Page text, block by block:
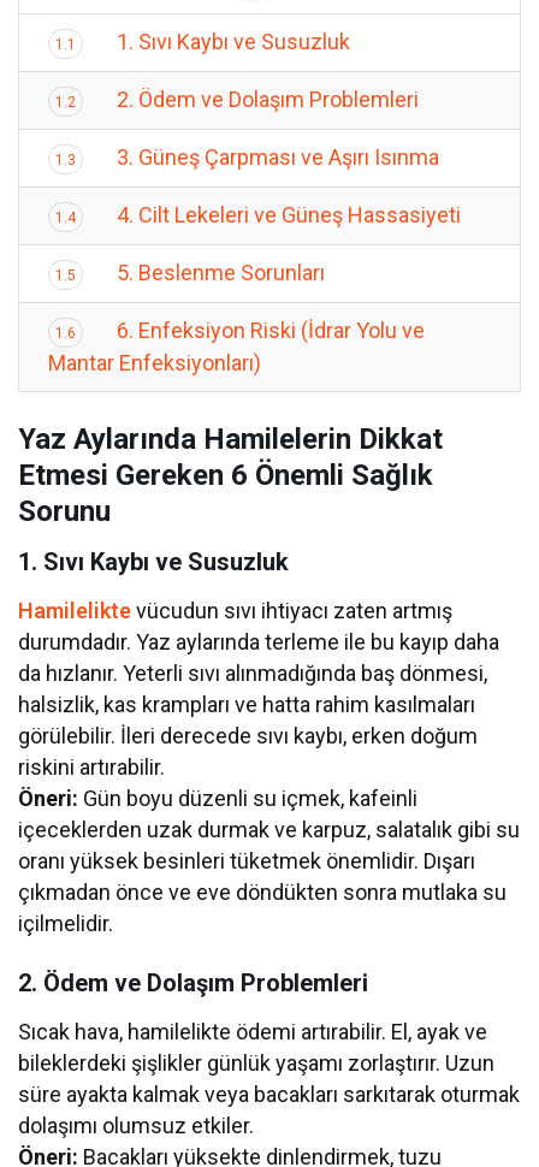
1.1 1. Sıvı Kaybı ve Susuzluk
1.2 2. Ödem ve Dolaşım Problemleri
1.3 3. Güneş Çarpması ve Aşırı Isınma
1.4 4. Cilt Lekeleri ve Güneş Hassasiyeti
1.5 5. Beslenme Sorunları
1.6
6. Enfeksiyon Riski (İdrar Yolu ve
Mantar Enfeksiyonları)
Yaz Aylarında Hamilelerin Dikkat
Etmesi Gereken 6 Önemli Sağlık
Sorunu
1. Sıvı Kaybı ve Susuzluk
Hamileliktevücudun sıvı ihtiyacı zaten artmış
durumdadır. Yaz aylarında terleme ile bu kayıp daha
da hızlanır. Yeterli sıvı alınmadığında baş dönmesi,
halsizlik, kas krampları ve hatta rahim kasılmaları
görülebilir. İleri derecede sıvı kaybı, erken doğum
riskini artırabilir.
Öneri: Gün boyu düzenli su içmek, kafeinli
içeceklerden uzak durmak ve karpuz, salatalık gibi su
oranı yüksek besinleri tüketmek önemlidir. Dışarı
çıkmadan önce ve eve döndükten sonra mutlaka su
içilmelidir.
2. Ödem ve Dolaşım Problemleri
Sıcak hava, hamilelikte ödemi artırabilir. El, ayak ve
bileklerdeki şişlikler günlük yaşamı zorlaştırır. Uzun
süre ayakta kalmak veya bacakları sarkıtarak oturmak
dolaşımı olumsuz etkiler.
Öneri: Bacakları yüksekte dinlendirmek, tuzu